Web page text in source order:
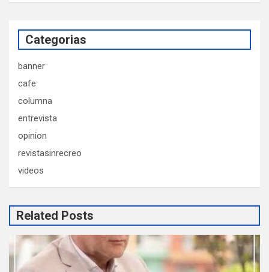
Categorias
banner
cafe
columna
entrevista
opinion
revistasinrecreo
videos
Related Posts